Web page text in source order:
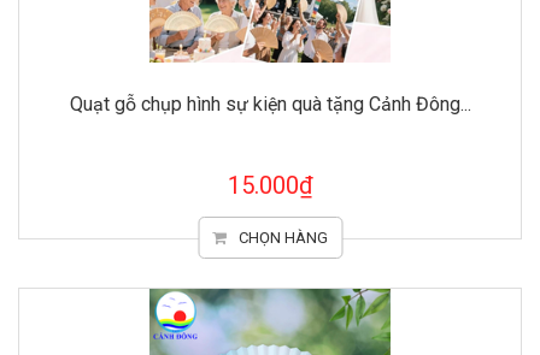
Quạt gỗ chụp hình sự kiện quà tặng Cảnh Đông...
15.000₫
CHỌN HÀNG